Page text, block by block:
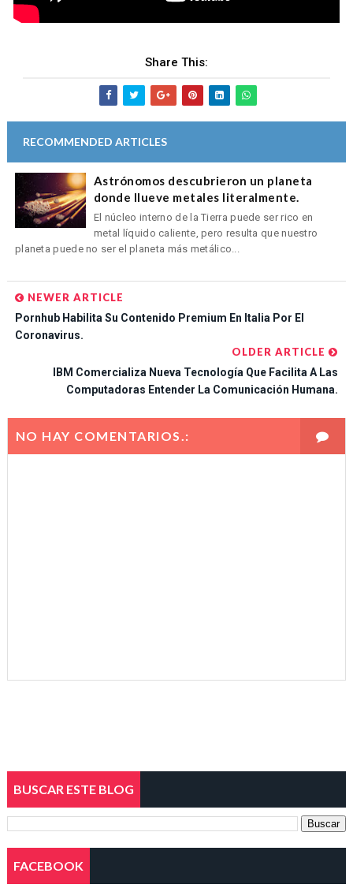
Share This:
RECOMMENDED ARTICLES
Astrónomos descubrieron un planeta
donde llueve metales literalmente.
El núcleo interno de la Tierra puede ser rico en
metal líquido caliente, pero resulta que nuestro
planeta puede no ser el planeta más metálico...
NEWER ARTICLE
Pornhub Habilita Su Contenido Premium En Italia Por El
Coronavirus.
OLDER ARTICLE
IBM Comercializa Nueva Tecnología Que Facilita A Las
Computadoras Entender La Comunicación Humana.
NO HAY COMENTARIOS.:
BUSCAR ESTE BLOG
FACEBOOK